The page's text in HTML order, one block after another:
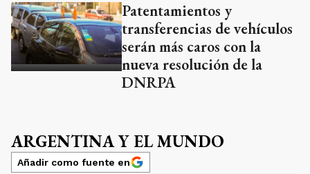
Patentamientos y
transferencias de vehículos
serán más caros con la
nueva resolución de la
DNRPA
ARGENTINA Y EL MUNDO
Añadir como fuente en